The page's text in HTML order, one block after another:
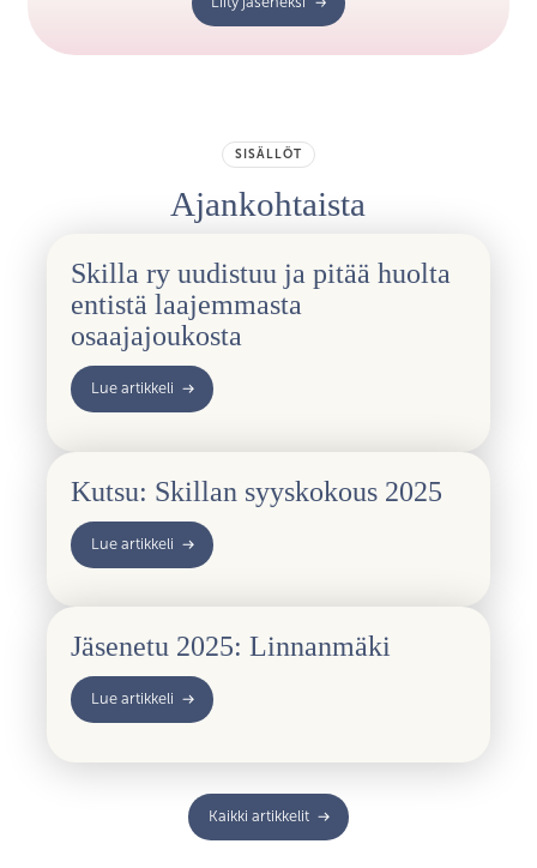
SISÄLLÖT
Ajankohtaista
Skilla ry uudistuu ja pitää huolta
entistä laajemmasta
osaajajoukosta
Lue artikkeli
Kutsu: Skillan syyskokous 2025
Lue artikkeli
Jäsenetu 2025: Linnanmäki
Lue artikkeli
Kaikki artikkelit